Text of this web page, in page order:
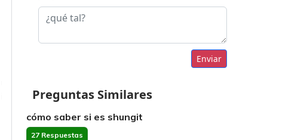
Enviar
Preguntas Similares
cómo saber si es shungit
27 Respuestas